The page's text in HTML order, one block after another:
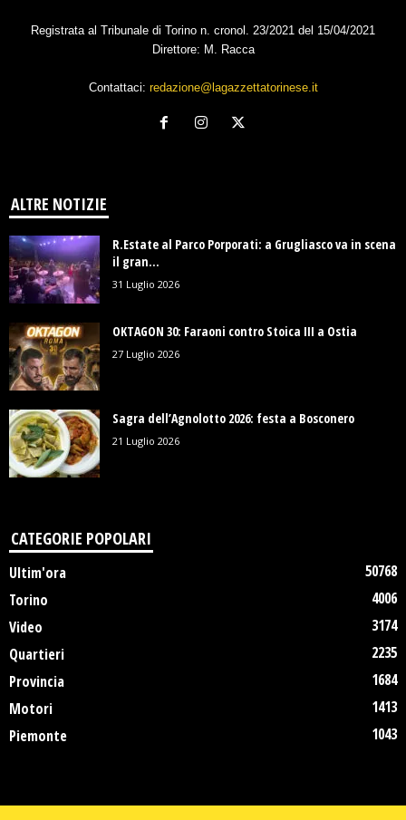
Registrata al Tribunale di Torino n. cronol. 23/2021 del 15/04/2021
Direttore: M. Racca
Contattaci: redazione@lagazzettatorinese.it
ALTRE NOTIZIE
R.Estate al Parco Porporati: a Grugliasco va in scena
il gran...
31 Luglio 2026
OKTAGON 30: Faraoni contro Stoica III a Ostia
27 Luglio 2026
Sagra dell’Agnolotto 2026: festa a Bosconero
21 Luglio 2026
CATEGORIE POPOLARI
Ultim'ora
50768
Torino
4006
Video
3174
Quartieri
2235
Provincia
1684
Motori
1413
Piemonte
1043